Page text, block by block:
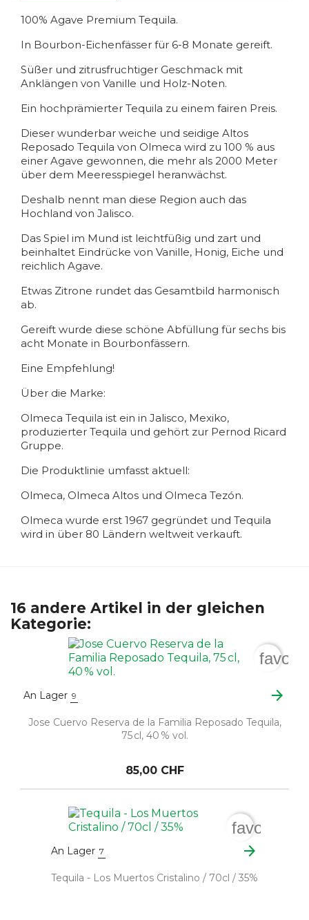
100% Agave Premium Tequila.
In Bourbon-Eichenfässer für 6-8 Monate gereift.
Süßer und zitrusfruchtiger Geschmack mit
Anklängen von Vanille und Holz-Noten.
Ein hochprämierter Tequila zu einem fairen Preis.
Dieser wunderbar weiche und seidige Altos
Reposado Tequila von Olmeca wird zu 100 % aus
einer Agave gewonnen, die mehr als 2000 Meter
über dem Meeresspiegel heranwächst.
Deshalb nennt man diese Region auch das
Hochland von Jalisco.
Das Spiel im Mund ist leichtfüßig und zart und
beinhaltet Eindrücke von Vanille, Honig, Eiche und
reichlich Agave.
Etwas Zitrone rundet das Gesamtbild harmonisch
ab.
Gereift wurde diese schöne Abfüllung für sechs bis
acht Monate in Bourbonfässern.
Eine Empfehlung!
Über die Marke:
Olmeca Tequila ist ein in Jalisco, Mexiko,
produzierter Tequila und gehört zur Pernod Ricard
Gruppe.
Die Produktlinie umfasst aktuell:
Olmeca, Olmeca Altos und Olmeca Tezón.
Olmeca wurde erst 1967 gegründet und Tequila
wird in über 80 Ländern weltweit verkauft.
16 andere Artikel in der gleichen
Kategorie:
An Lager 9 arrow_forward
Jose Cuervo Reserva de la Familia Reposado Tequila,
75 cl, 40 % vol.
85,00 CHF
An Lager 7 arrow_forward
Tequila - Los Muertos Cristalino / 70cl / 35%